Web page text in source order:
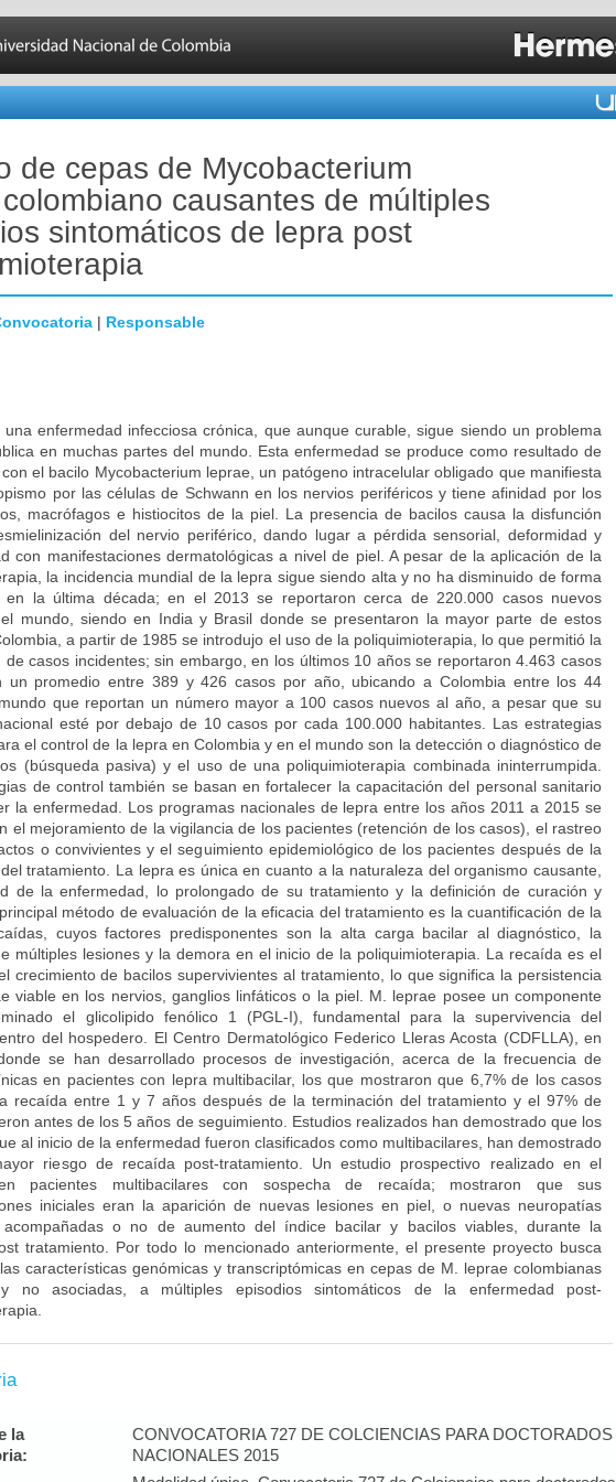
de cepas de Mycobacterium
causantes de múltiples
sintomáticos de lepra post
| Responsable
enfermedad infecciosa crónica, que aunque curable, sigue siendo un problema
en muchas partes del mundo. Esta enfermedad se produce como resultado de
el bacilo Mycobacterium leprae, un patógeno intracelular obligado que manifiesta
por las células de Schwann en los nervios periféricos y tiene afinidad por los
macrófagos e histiocitos de la piel. La presencia de bacilos causa la disfunción
del nervio periférico, dando lugar a pérdida sensorial, deformidad y
con manifestaciones dermatológicas a nivel de piel. A pesar de la aplicación de la
la incidencia mundial de la lepra sigue siendo alta y no ha disminuido de forma
en la última década; en el 2013 se reportaron cerca de 220.000 casos nuevos
mundo, siendo en India y Brasil donde se presentaron la mayor parte de estos
a partir de 1985 se introdujo el uso de la poliquimioterapia, lo que permitió la
de casos incidentes; sin embargo, en los últimos 10 años se reportaron 4.463 casos
un promedio entre 389 y 426 casos por año, ubicando a Colombia entre los 44
que reportan un número mayor a 100 casos nuevos al año, a pesar que su
esté por debajo de 10 casos por cada 100.000 habitantes. Las estrategias
el control de la lepra en Colombia y en el mundo son la detección o diagnóstico de
(búsqueda pasiva) y el uso de una poliquimioterapia combinada ininterrumpida.
de control también se basan en fortalecer la capacitación del personal sanitario
la enfermedad. Los programas nacionales de lepra entre los años 2011 a 2015 se
el mejoramiento de la vigilancia de los pacientes (retención de los casos), el rastreo
o convivientes y el seguimiento epidemiológico de los pacientes después de la
tratamiento. La lepra es única en cuanto a la naturaleza del organismo causante,
de la enfermedad, lo prolongado de su tratamiento y la definición de curación y
método de evaluación de la eficacia del tratamiento es la cuantificación de la
cuyos factores predisponentes son la alta carga bacilar al diagnóstico, la
múltiples lesiones y la demora en el inicio de la poliquimioterapia. La recaída es el
crecimiento de bacilos supervivientes al tratamiento, lo que significa la persistencia
viable en los nervios, ganglios linfáticos o la piel. M. leprae posee un componente
el glicolipido fenólico 1 (PGL-I), fundamental para la supervivencia del
del hospedero. El Centro Dermatológico Federico Lleras Acosta (CDFLLA), en
se han desarrollado procesos de investigación, acerca de la frecuencia de
en pacientes con lepra multibacilar, los que mostraron que 6,7% de los casos
recaída entre 1 y 7 años después de la terminación del tratamiento y el 97% de
antes de los 5 años de seguimiento. Estudios realizados han demostrado que los
al inicio de la enfermedad fueron clasificados como multibacilares, han demostrado
riesgo de recaída post-tratamiento. Un estudio prospectivo realizado en el
pacientes multibacilares con sospecha de recaída; mostraron que sus
iniciales eran la aparición de nuevas lesiones en piel, o nuevas neuropatías
acompañadas o no de aumento del índice bacilar y bacilos viables, durante la
tratamiento. Por todo lo mencionado anteriormente, el presente proyecto busca
características genómicas y transcriptómicas en cepas de M. leprae colombianas
y no asociadas, a múltiples episodios sintomáticos de la enfermedad post-
la
CONVOCATORIA 727 DE COLCIENCIAS PARA DOCTORADOS
NACIONALES 2015